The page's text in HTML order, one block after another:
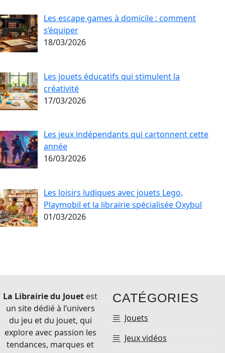
Les escape games à domicile : comment
s’équiper
18/03/2026
Les jouets éducatifs qui stimulent la
créativité
17/03/2026
Les jeux indépendants qui cartonnent cette
année
16/03/2026
Les loisirs ludiques avec jouets Lego,
Playmobil et la librairie spécialisée Oxybul
01/03/2026
La Librairie du Jouet est
un site dédié à l’univers
du jeu et du jouet, qui
explore avec passion les
tendances, marques et
CATÉGORIES
Jouets
Jeux vidéos